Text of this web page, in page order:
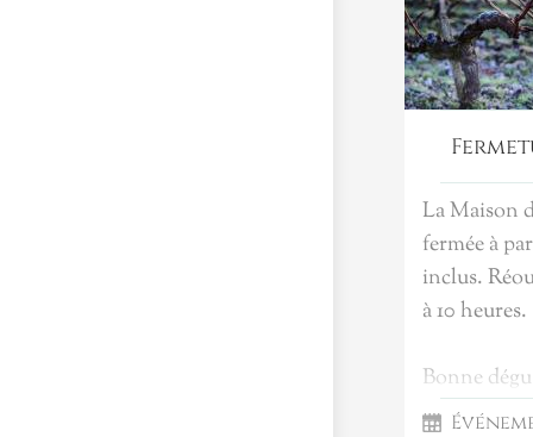
La Maison
fermée à
inclus.
à 10 heures.
Bonne
vins de